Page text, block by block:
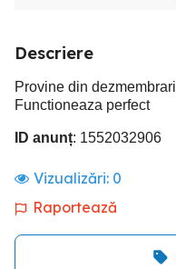
Descriere
Provine din dezmembrari
Functioneaza perfect
ID anunț: 1552032906
Vizualizări: 0
Raportează